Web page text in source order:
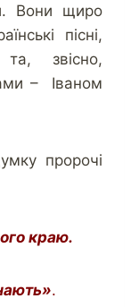
Вони щиро
пісні,
звісно,
– Іваном
пророчі
краю.
.